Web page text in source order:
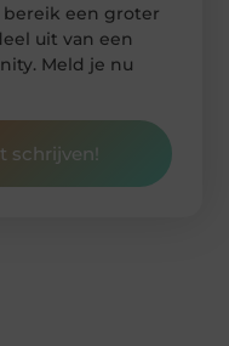
bereik een groter
uit van een
Meld je nu
schrijven!